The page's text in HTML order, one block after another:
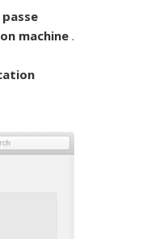
machine .